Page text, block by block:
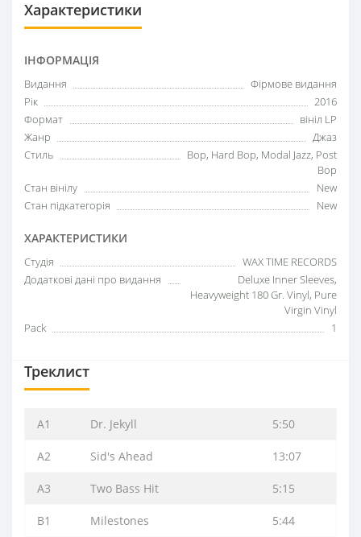
Характеристики
ІНФОРМАЦІЯ
Видання
Фірмове видання
Рік
2016
Формат
вініл LP
Жанр
Джаз
Стиль
Bop, Hard Bop, Modal Jazz, Post
Bop
Стан вінілу
New
Стан підкатегорія
New
ХАРАКТЕРИСТИКИ
Студія
WAX TIME RECORDS
Додаткові дані про видання
Deluxe Inner Sleeves,
Heavyweight 180 Gr. Vinyl, Pure
Virgin Vinyl
Pack
1
Треклист
A1 Dr. Jekyll 5:50
A2 Sid's Ahead 13:07
A3 Two Bass Hit 5:15
B1 Milestones 5:44